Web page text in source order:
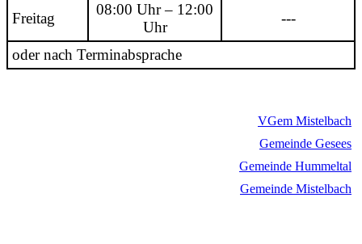
Freitag
08:00 Uhr – 12:00
Uhr
---
oder nach Terminabsprache
VGem Mistelbach
Gemeinde Gesees
Gemeinde Hummeltal
Gemeinde Mistelbach